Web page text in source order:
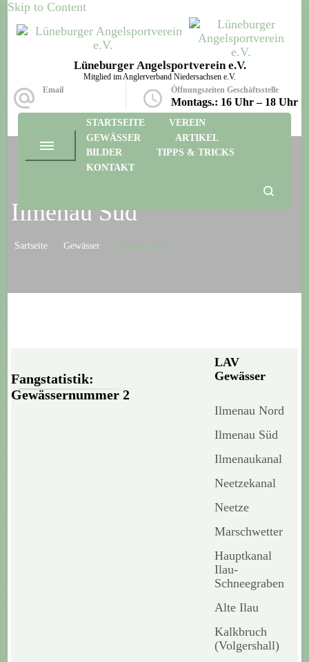
Skip to Content
Lüneburger Angelsportverein e.V.
Mitglied im Anglerverband Niedersachsen e.V.
Email
Öffnungszeiten Geschäftsstelle
Montags.: 16 Uhr – 18 Uhr
STARTSEITE
VEREIN
GEWÄSSER
ARTIKEL
BILDER
TIPPS & TRICKS
KONTAKT
Ilmenau Süd
Sartseite Gewässer
Fangstatistik:
Gewässernummer 2
LAV
Gewässer
Ilmenau Nord
Ilmenau Süd
Ilmenaukanal
Neetzekanal
Neetze
Marschwetter
Hauptkanal
Ilau-
Schneegraben
Alte Ilau
Kalkbruch
(Volgershall)